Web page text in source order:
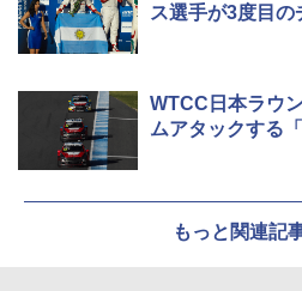
ス選手が3度目
WTCC日本ラウ
ムアタックする
もっと関連記